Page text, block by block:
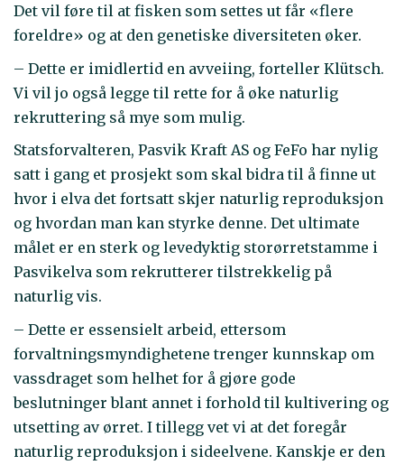
Det vil føre til at fisken som settes ut får «flere
foreldre» og at den genetiske diversiteten øker.
– Dette er imidlertid en avveiing, forteller Klütsch.
Vi vil jo også legge til rette for å øke naturlig
rekruttering så mye som mulig.
Statsforvalteren, Pasvik Kraft AS og FeFo har nylig
satt i gang et prosjekt som skal bidra til å finne ut
hvor i elva det fortsatt skjer naturlig reproduksjon
og hvordan man kan styrke denne. Det ultimate
målet er en sterk og levedyktig storørretstamme i
Pasvikelva som rekrutterer tilstrekkelig på
naturlig vis.
– Dette er essensielt arbeid, ettersom
forvaltningsmyndighetene trenger kunnskap om
vassdraget som helhet for å gjøre gode
beslutninger blant annet i forhold til kultivering og
utsetting av ørret. I tillegg vet vi at det foregår
naturlig reproduksjon i sideelvene. Kanskje er den